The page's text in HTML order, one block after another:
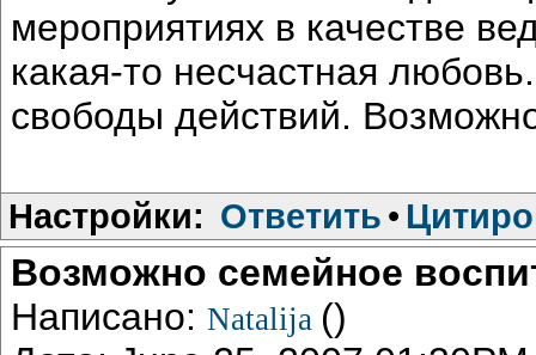
мероприятиях в качестве
какая-то несчастная
свободы действий.
Настройки: Ответить •
Возможно семейное
Написано: Natalija ()